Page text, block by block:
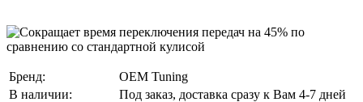
Бренд:
OEM Tuning
В наличии:
Под заказ, доставка сразу к Вам 4-7 дней